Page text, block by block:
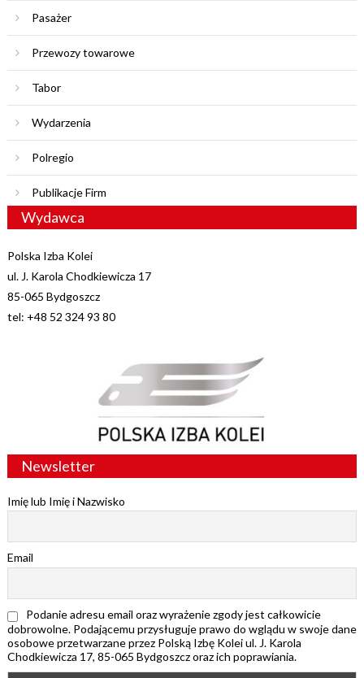
Pasażer
Przewozy towarowe
Tabor
Wydarzenia
Polregio
Publikacje Firm
Wydawca
Polska Izba Kolei
ul. J. Karola Chodkiewicza 17
85-065 Bydgoszcz
tel: +48 52 324 93 80
Newsletter
Imię lub Imię i Nazwisko
Email
Podanie adresu email oraz wyrażenie zgody jest całkowicie
dobrowolne. Podającemu przysługuje prawo do wglądu w swoje dane
osobowe przetwarzane przez Polską Izbę Kolei ul. J. Karola
Chodkiewicza 17, 85-065 Bydgoszcz oraz ich poprawiania.